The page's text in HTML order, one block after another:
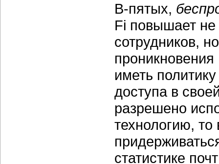
В-пятых,
Fi повышает не
сотрудников,
иметь
доступа в
разрешено
технологию, то
статистике